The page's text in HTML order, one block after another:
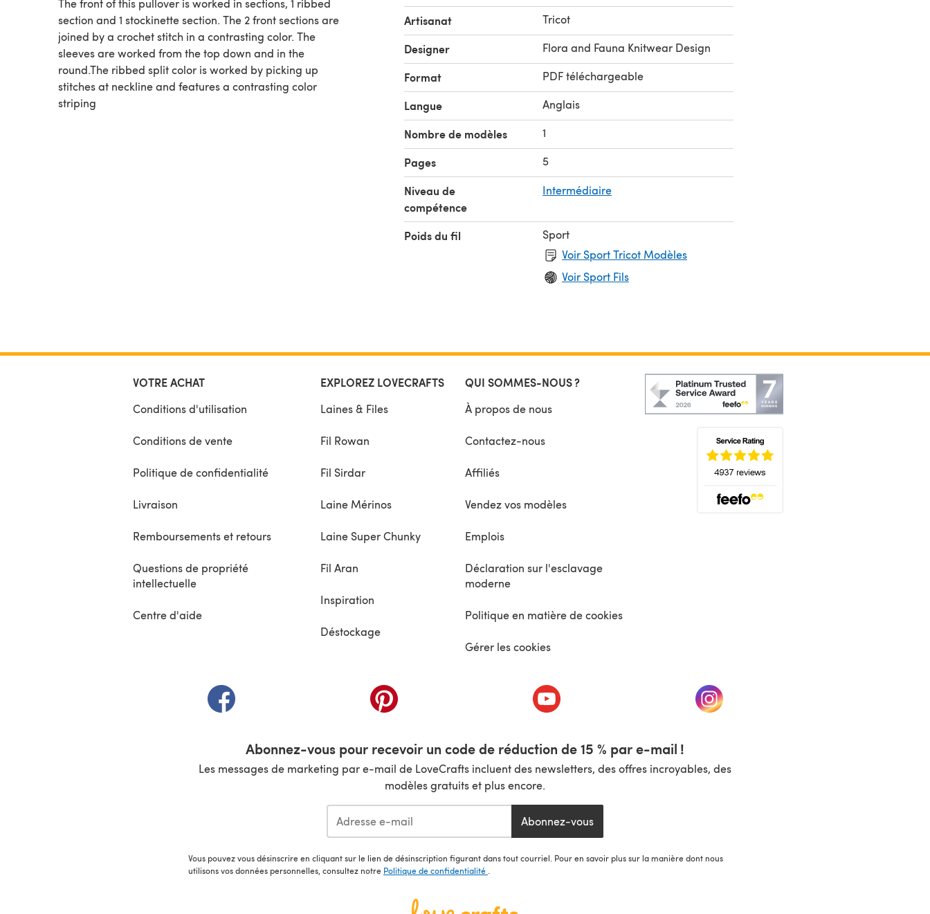
The front of this pullover is worked in sections, 1 ribbed
section and 1 stockinette section. The 2 front sections are
joined by a crochet stitch in a contrasting color. The
sleeves are worked from the top down and in the
round.The ribbed split color is worked by picking up
stitches at neckline and features a contrasting color
striping
Artisanat Tricot
Designer Flora and Fauna Knitwear Design
Format PDF téléchargeable
Langue Anglais
Nombre de modèles 1
Pages 5
Niveau de
compétence
Intermédiaire
Poids du fil
Sport
Voir Sport Tricot Modèles
Voir Sport Fils
VOTRE ACHAT
Conditions d'utilisation
Conditions de vente
Politique de confidentialité
Livraison
Remboursements et retours
Questions de propriété
intellectuelle
Centre d'aide
EXPLOREZ LOVECRAFTS
Laines & Files
Fil Rowan
Fil Sirdar
Laine Mérinos
Laine Super Chunky
Fil Aran
Inspiration
Déstockage
QUI SOMMES-NOUS ?
À propos de nous
Contactez-nous
Affiliés
Vendez vos modèles
Emplois
Déclaration sur l'esclavage
moderne
Politique en matière de cookies
Gérer les cookies
(s'ouvre dans un nouvel onglet) (s'ouvre dans un nouvel onglet) (s'ouvre dans un nouvel onglet) (s'ouvre dans un nouvel onglet)
Abonnez-vous pour recevoir un code de réduction de 15 % par e-mail !
Les messages de marketing par e-mail de LoveCrafts incluent des newsletters, des offres incroyables, des
modèles gratuits et plus encore.
Abonnez-vous
Vous pouvez vous désinscrire en cliquant sur le lien de désinscription figurant dans tout courriel. Pour en savoir plus sur la manière dont nous
utilisons vos données personnelles, consultez notre Politique de confidentialité .